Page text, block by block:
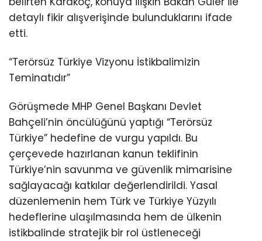
detaylı fikir alışverişinde bulunduklarını ifade
etti.
“Terörsüz Türkiye Vizyonu İstikbalimizin
Teminatıdır”
Görüşmede MHP Genel Başkanı Devlet
Bahçeli’nin öncülüğünü yaptığı “Terörsüz
Türkiye” hedefine de vurgu yapıldı. Bu
çerçevede hazırlanan kanun teklifinin
Türkiye’nin savunma ve güvenlik mimarisine
sağlayacağı katkılar değerlendirildi. Yasal
düzenlemenin hem Türk ve Türkiye Yüzyılı
hedeflerine ulaşılmasında hem de ülkenin
istikbalinde stratejik bir rol üstleneceği